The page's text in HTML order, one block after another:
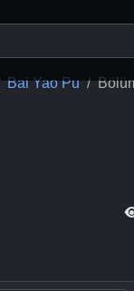
Bai Yao Pu